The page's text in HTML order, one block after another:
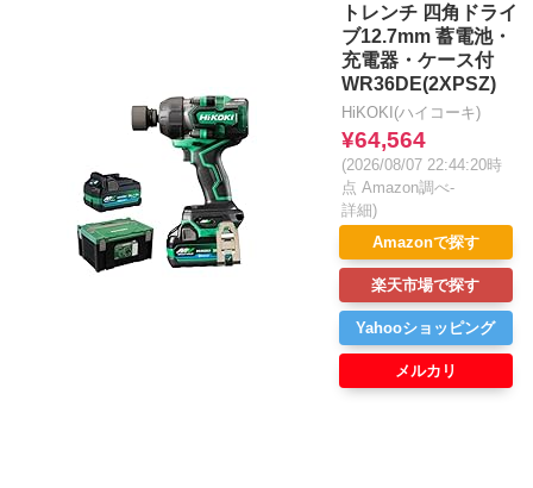
トレンチ 四角ドライ
ブ12.7mm 蓄電池・
充電器・ケース付
WR36DE(2XPSZ)
HiKOKI(ハイコーキ)
¥64,564
(2026/08/07 22:44:20時
点 Amazon調べ-
詳細)
Amazonで探す
楽天市場で探す
Yahooショッピング
メルカリ